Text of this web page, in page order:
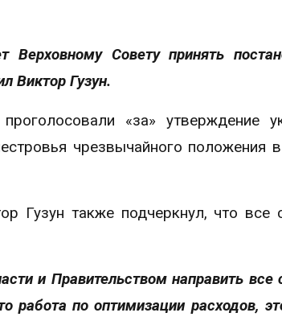
Совету принять
Виктор Гузун.
«за» утверждение
чрезвычайного положения
Гузун также подчеркнул, что все
и Правительством направить все
работа по оптимизации расходов,